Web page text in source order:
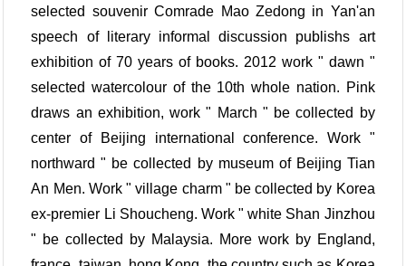
selected souvenir Comrade Mao Zedong in Yan'an
speech of literary informal discussion publishs art
exhibition of 70 years of books. 2012 work " dawn "
selected watercolour of the 10th whole nation. Pink
draws an exhibition, work " March " be collected by
center of Beijing international conference. Work "
northward " be collected by museum of Beijing Tian
An Men. Work " village charm " be collected by Korea
ex-premier Li Shoucheng. Work " white Shan Jinzhou
" be collected by Malaysia. More work by England,